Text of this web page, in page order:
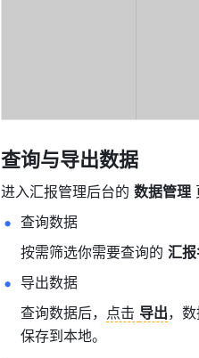
查询与导出数据
进入汇报管理后台的 数据管理
查询数据
按需筛选你需要查询的 汇
导出数据
查询数据后， 点击 导出，
保存到本地。